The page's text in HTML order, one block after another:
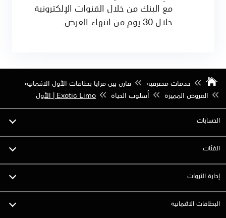
مع البنك من خلال القنوات الإلكترونية
خلال 30 يوم من انتهاء العرض.
خدمات مصرفية
قارن بين مزايا بطاقات الأول الائتمانية
العروض المميزة
أسلوب الحياة Exotic Limo | الأول
الحسابات
الفئات
إدارة الثروات
البطاقات الائتمانية